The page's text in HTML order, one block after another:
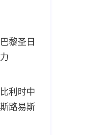
黎圣日
利时中
路易斯